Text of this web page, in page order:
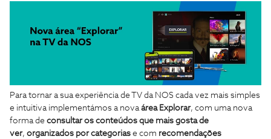
Para tornar a sua experiência de TV da NOS cada vez mais simples
e intuitiva implementámos a novaárea Explorar, com uma nova
forma de consultar os conteúdos que mais gosta de
ver, organizados por categorias e com recomendações